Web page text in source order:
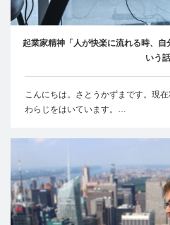
起業家精神「人が快楽に流れる時、
いう話
こんにちは。さとうかずまです。現
わらじをはいています。…